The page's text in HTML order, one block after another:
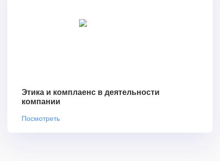
Этика и комплаенс в деятельности
компании
Посмотреть